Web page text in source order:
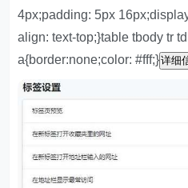
4px;padding: 5px
align: text-top;}table tbody tr
a{border:none;color: #fff;}详细